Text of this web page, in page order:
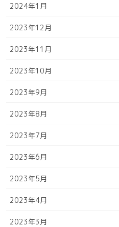
2024年1月
2023年12月
2023年11月
2023年10月
2023年9月
2023年8月
2023年7月
2023年6月
2023年5月
2023年4月
2023年3月